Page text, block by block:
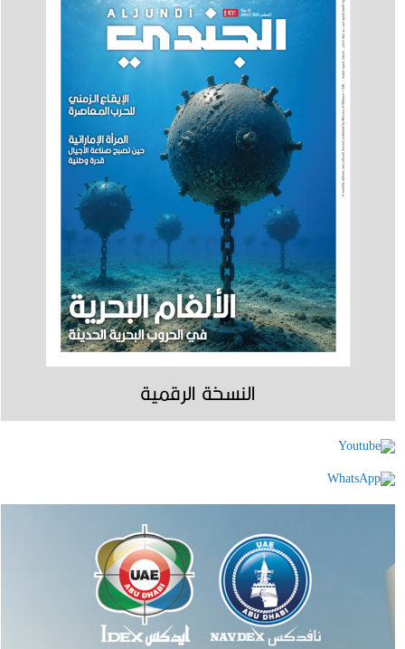
النسخة الرقمية